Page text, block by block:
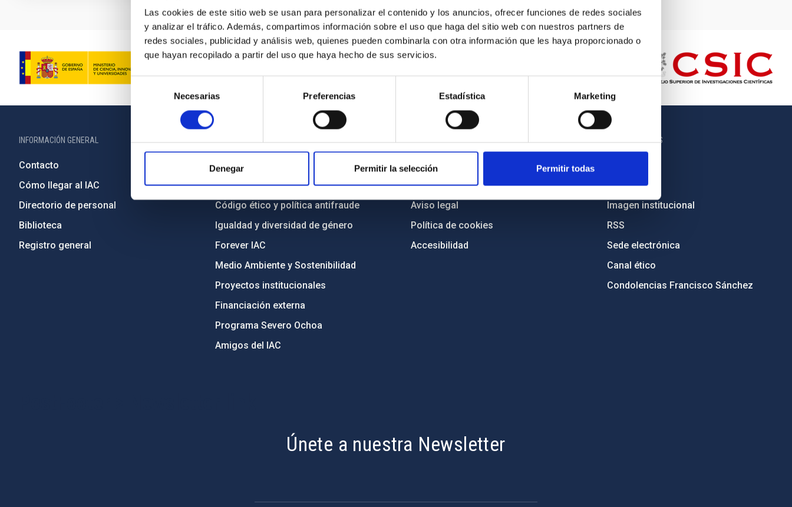
Las cookies de este sitio web se usan para personalizar el contenido y los anuncios, ofrecer funciones de redes sociales
y analizar el tráfico. Además, compartimos información sobre el uso que haga del sitio web con nuestros partners de
redes sociales, publicidad y análisis web, quienes pueden combinarla con otra información que les haya proporcionado o
que hayan recopilado a partir del uso que haya hecho de sus servicios.
Selección
consentimiento
Necesarias Preferencias Estadística Marketing
Denegar Permitir la selección Permitir todas
INFORMACIÓN GENERAL
Contacto
Cómo llegar al IAC
Directorio de personal
Biblioteca
Registro general
INFORMACIÓN INSTITUCIONAL
Legislación
Transparencia
Código ético y política antifraude
Igualdad y diversidad de género
Forever IAC
Medio Ambiente y Sostenibilidad
Proyectos institucionales
Financiación externa
Programa Severo Ochoa
Amigos del IAC
PORTAL DEL IAC
Mapa web
Políticas de privacidad
Aviso legal
Política de cookies
Accesibilidad
OTROS ENLACES
Licitaciones
Imagen institucional
RSS
Sede electrónica
Canal ético
Condolencias Francisco Sánchez
Únete a nuestra Newsletter